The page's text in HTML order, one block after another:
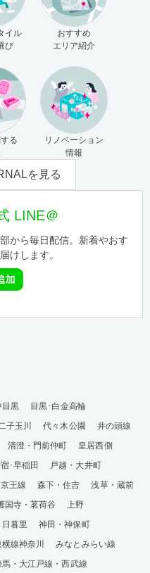
イル
び
おすすめ
エリア紹介
る
リノベーション
情報
を見る
LINE＠
から毎日配信。新着やおす
けします。
目黒
目黒･白金高輪
子玉川 代々木公園
井の頭線
清澄・門前仲町
皇居西側
･早稲田
戸越・大井町
京王線 森下・住吉
浅草・蔵前
国寺・茗荷谷
上野
暮里
神田・神保町
横線神奈川
みなとみらい線
馬・大江戸線・西武線